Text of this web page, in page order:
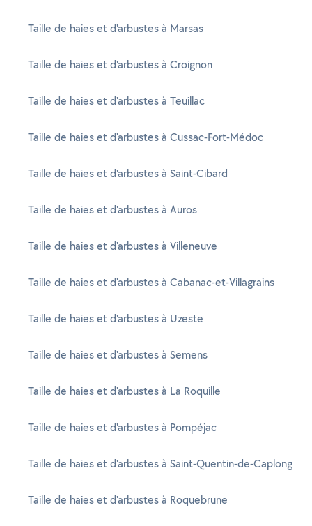
Taille de haies et d'arbustes à Marsas
Taille de haies et d'arbustes à Croignon
Taille de haies et d'arbustes à Teuillac
Taille de haies et d'arbustes à Cussac-Fort-Médoc
Taille de haies et d'arbustes à Saint-Cibard
Taille de haies et d'arbustes à Auros
Taille de haies et d'arbustes à Villeneuve
Taille de haies et d'arbustes à Cabanac-et-Villagrains
Taille de haies et d'arbustes à Uzeste
Taille de haies et d'arbustes à Semens
Taille de haies et d'arbustes à La Roquille
Taille de haies et d'arbustes à Pompéjac
Taille de haies et d'arbustes à Saint-Quentin-de-Caplong
Taille de haies et d'arbustes à Roquebrune